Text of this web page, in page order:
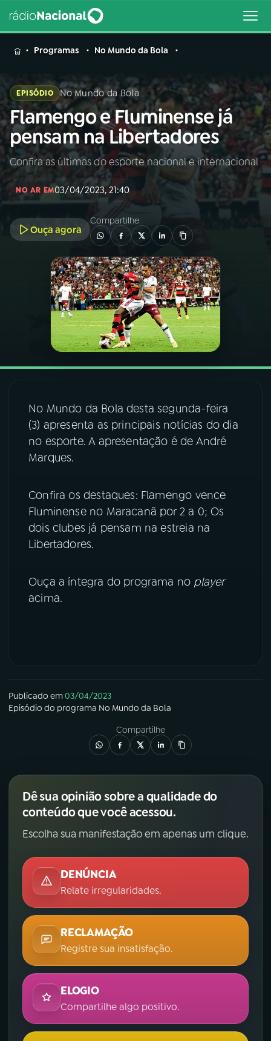
MENU
Buscar
na
Rádio
Nacional
Buscar
01INÍCIO
A RÁDIO
PROGRAMAÇÃO
PROGRAMAS
06 VIDEOCASTS
07 ÚLTIMAS
08 FESTIVAL DE MÚSICA
ACOMPANHE A RÁDIO NACIONAL
Instagram
Programas No Mundo da Bola
EPISÓDIO No Mundo da Bola
Flamengo e Fluminense já
pensam na Libertadores
Confira as últimas do esporte nacional e internacional
NO AR EM03/04/2023, 21:40
Ouça agora
Compartilhe
No Mundo da Bola desta segunda-feira
(3) apresenta as principais notícias do dia
no esporte. A apresentação é de André
Marques.
Confira os destaques: Flamengo vence
Fluminense no Maracanã por 2 a 0; Os
dois clubes já pensam na estreia na
Libertadores.
Ouça a íntegra do programa no player
acima.
Publicado em03/04/2023
Episódio do programa No Mundo da Bola
Compartilhe
Dê sua opinião sobre a qualidade do
conteúdo que você acessou.
Escolha sua manifestação em apenas um clique.
DENÚNCIA
Relate irregularidades.
RECLAMAÇÃO
Registre sua insatisfação.
ELOGIO
Compartilhe algo positivo.